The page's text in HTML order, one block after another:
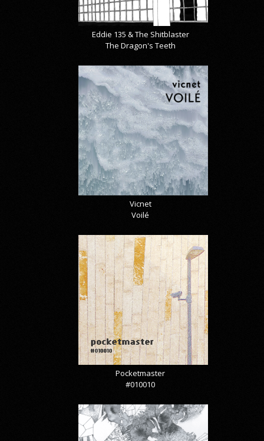
Eddie 135 & The Shitblaster
The Dragon's Teeth
Vicnet
Voilé
Pocketmaster
#010010